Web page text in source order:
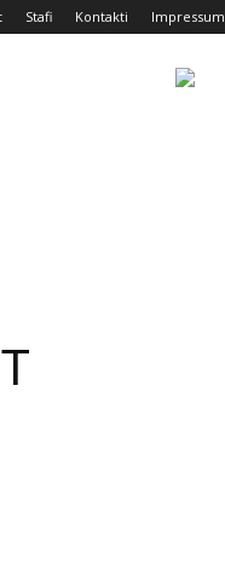
Stafi Kontakti Impressum